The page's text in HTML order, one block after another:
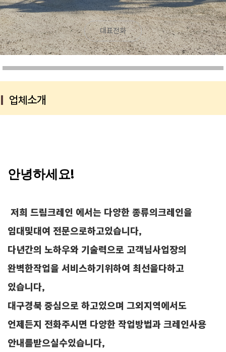
대표전화
업체 소개
안녕하세요!
저희 드림크레인 에서는 다양한 종류의크레인을
임대및대여 전문으로하고있습니다,
다년간의 노하우와 기술력으로 고객님사업장의
완벽한작업을 서비스하기위하여 최선을다하고
있습니다,
대구경북 중심으로 하고있으며 그외지역에서도
언제든지 전화주시면 다양한 작업방법과 크레인사용
안내를받으실수있습니다,